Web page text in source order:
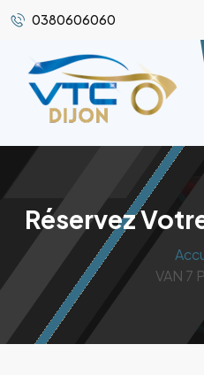
0380606060
Réservez
VAN 7